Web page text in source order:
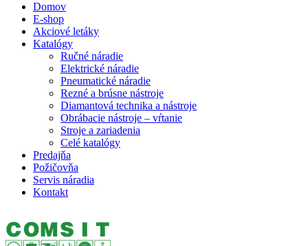
Domov
E-shop
Akciové letáky
Katalógy
Ručné náradie
Elektrické náradie
Pneumatické náradie
Rezné a brúsne nástroje
Diamantová technika a nástroje
Obrábacie nástroje – vŕtanie
Stroje a zariadenia
Celé katalógy
Predajňa
Požičovňa
Servis náradia
Kontakt